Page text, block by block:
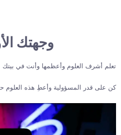
وجهتك
تعلم أشرف العلوم وأعظمها وأنت في بيتك
كن على قدر المسؤولية وأعطِ هذه العلوم